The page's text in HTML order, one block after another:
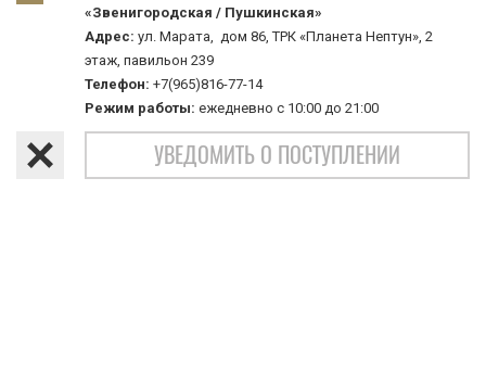
«Звенигородская / Пушкинская»
Адрес: ул. Марата, дом 86, ТРК «Планета Нептун», 2
этаж, павильон 239
Телефон: +7(965)816-77-14
Режим работы: ежедневно с 10:00 до 21:00
УВЕДОМИТЬ О ПОСТУПЛЕНИИ